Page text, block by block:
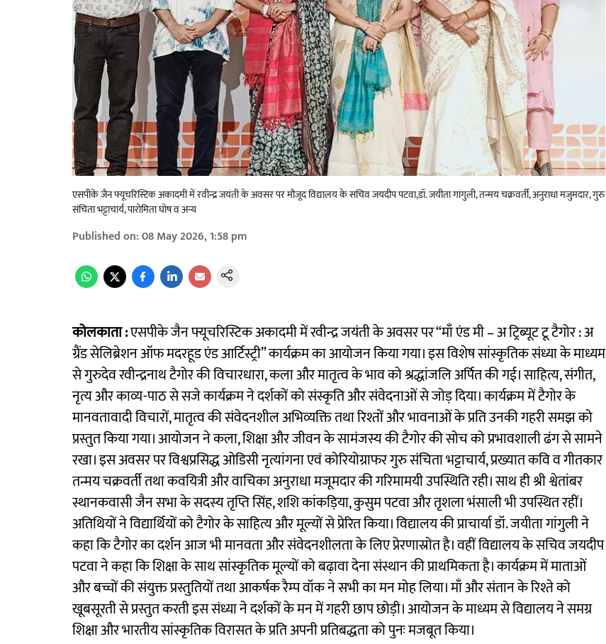
एसपीके जैन फ्यूचरिस्टिक अकादमी में रवीन्द्र जयंती के अवसर पर मौजूद विद्यालय के सचिव जयदीप पटवा,डॉ. जयीता गांगुली, तन्मय चक्रवर्ती, अनुराधा मजुमदार, गुरु
संचिता भट्टाचार्य, पारोमिता घोष व अन्य
Published on:08 May 2026, 1:58 pm
कोलकाता :एसपीके जैन फ्यूचरिस्टिक अकादमी में रवीन्द्र जयंती के अवसर पर “माँ एंड मी – अ ट्रिब्यूट टू टैगोर : अ
ग्रैंड सेलिब्रेशन ऑफ मदरहूड एंड आर्टिस्ट्री” कार्यक्रम का आयोजन किया गया। इस विशेष सांस्कृतिक संध्या के माध्यम
से गुरुदेव रवीन्द्रनाथ टैगोर की विचारधारा, कला और मातृत्व के भाव को श्रद्धांजलि अर्पित की गई। साहित्य, संगीत,
नृत्य और काव्य-पाठ से सजे कार्यक्रम ने दर्शकों को संस्कृति और संवेदनाओं से जोड़ दिया। कार्यक्रम में टैगोर के
मानवतावादी विचारों, मातृत्व की संवेदनशील अभिव्यक्ति तथा रिश्तों और भावनाओं के प्रति उनकी गहरी समझ को
प्रस्तुत किया गया। आयोजन ने कला, शिक्षा और जीवन के सामंजस्य की टैगोर की सोच को प्रभावशाली ढंग से सामने
रखा। इस अवसर पर विश्वप्रसिद्ध ओडिसी नृत्यांगना एवं कोरियोग्राफर गुरु संचिता भट्टाचार्य, प्रख्यात कवि व गीतकार
तन्मय चक्रवर्ती तथा कवयित्री और वाचिका अनुराधा मजूमदार की गरिमामयी उपस्थिति रही। साथ ही श्री श्वेतांबर
स्थानकवासी जैन सभा के सदस्य तृप्ति सिंह, शशि कांकड़िया, कुसुम पटवा और तृशला भंसाली भी उपस्थित रहीं।
अतिथियों ने विद्यार्थियों को टैगोर के साहित्य और मूल्यों से प्रेरित किया। विद्यालय की प्राचार्या डॉ. जयीता गांगुली ने
कहा कि टैगोर का दर्शन आज भी मानवता और संवेदनशीलता के लिए प्रेरणास्रोत है। वहीं विद्यालय के सचिव जयदीप
पटवा ने कहा कि शिक्षा के साथ सांस्कृतिक मूल्यों को बढ़ावा देना संस्थान की प्राथमिकता है। कार्यक्रम में माताओं
और बच्चों की संयुक्त प्रस्तुतियों तथा आकर्षक रैम्प वॉक ने सभी का मन मोह लिया। माँ और संतान के रिश्ते को
खूबसूरती से प्रस्तुत करती इस संध्या ने दर्शकों के मन में गहरी छाप छोड़ी। आयोजन के माध्यम से विद्यालय ने समग्र
शिक्षा और भारतीय सांस्कृतिक विरासत के प्रति अपनी प्रतिबद्धता को पुनः मजबूत किया।